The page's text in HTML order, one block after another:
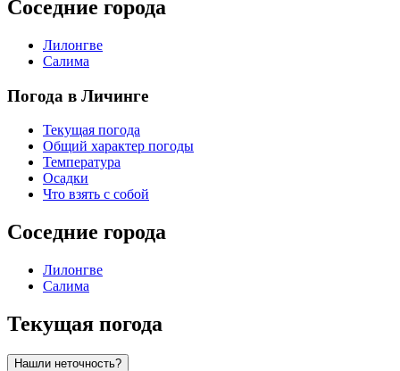
Соседние города
Лилонгве
Салима
Погода в Личинге
Текущая погода
Общий характер погоды
Температура
Осадки
Что взять с собой
Соседние города
Лилонгве
Салима
Текущая погода
Нашли неточность?